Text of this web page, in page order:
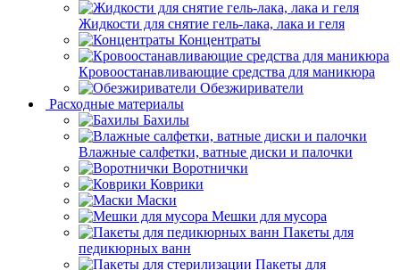
Жидкости для снятие гель-лака, лака и геля
Концентраты
Кровоостанавливающие средства для маникюра
Обезжириватели
Расходные материалы
Бахилы
Влажные салфетки, ватные диски и палочки
Воротнички
Коврики
Маски
Мешки для мусора
Пакеты для
педикюрных ванн
Пакеты для